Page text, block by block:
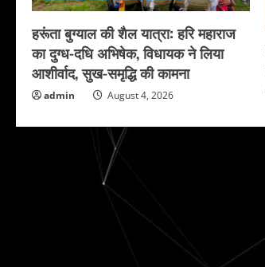
हरूंता बुग्याल की शैल यात्रा: हरि महाराज
का दुग्ध-दधि अभिषेक, विधायक ने लिया
आशीर्वाद, सुख-समृद्धि की कामना
admin August 4, 2026